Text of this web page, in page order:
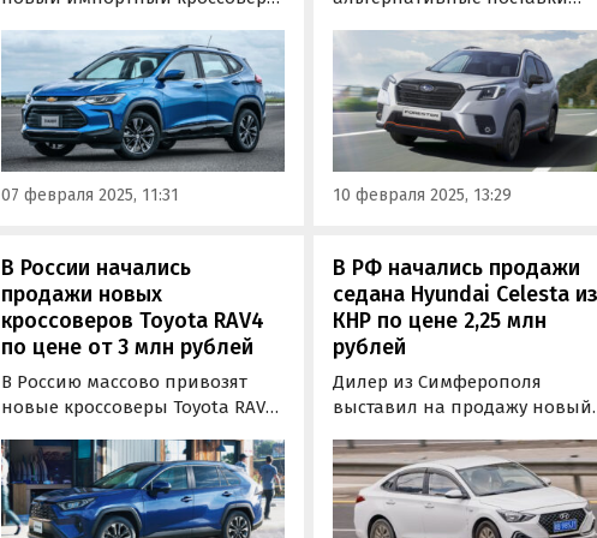
купить как из наличия, так и
под заказ, а цены на одном из
классифайдов в начале
февраля стартуют от 1 530 000
рублей, пишут «Автоновости
дня».
07 февраля 2025, 11:31
Forester. Они продаются как
наличия, так и под заказ и
доступны в версиях с любым
расположением руля.
10 февраля 2025, 13:29
В России начались
продажи новых
кроссоверов Toyota RAV4
по цене от 3 млн рублей
В Россию массово привозят
новые кроссоверы Toyota RAV4
другим альтернативным
схемам. На классифайдах они
предлагаются как из наличия,
так и под заказ, а цены на них
В РФ начались продажи
седана Hyundai Celesta
КНР по цене 2,25 млн
рублей
Дилер из Симферополя
выставил на продажу новый
китайской сборки, который
продается только в Китае и
является
«соплатформенником»